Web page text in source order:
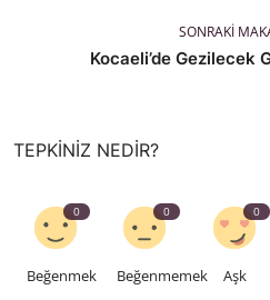
SONRAKI
Kocaeli’de Gezilecek
TEPKINIZ NEDIR?
0
Beğenmek
0
Beğenmemek
0
Aşk